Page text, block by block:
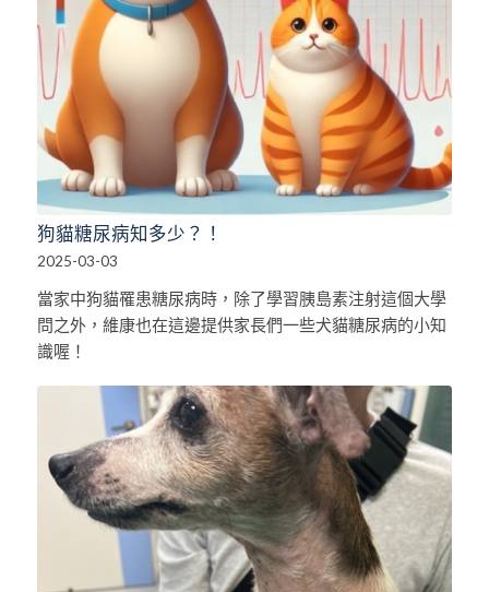
狗貓糖尿病知多少？！
2025-03-03
當家中狗貓罹患糖尿病時，除了學習胰島素注射這個大學
問之外，維康也在這邊提供家長們一些犬貓糖尿病的小知
識喔！